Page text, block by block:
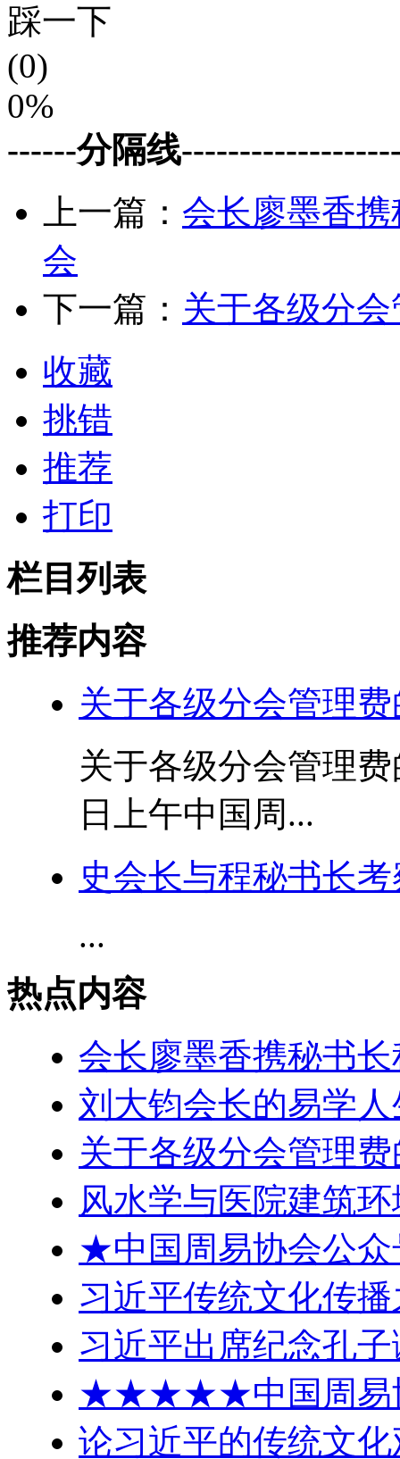
踩一下
(0)
0%
------分隔线
上一篇： 会长廖墨香
会
下一篇： 关于各级分
收藏
挑错
推荐
打印
栏目列表
推荐内容
关于各级分会管理
关于各级分会管理
日上午中国周...
史会长与程秘书长
...
热点内容
会长廖墨香携秘书
刘大钧会长的易学人
关于各级分会管理
风水学与医院建筑
★中国周易协会公众
习近平传统文化传
习近平出席纪念孔
★★★★★中国周易
论习近平的传统文化